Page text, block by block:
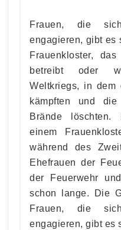
Frauen, die
engagieren, gibt es
Frauenkloster,
betreibt oder
Weltkriegs, in dem
kämpften und
Brände löschten.
einem
während des
Ehefrauen der
der Feuerwehr
schon lange. Die
Frauen, die
engagieren, gibt es